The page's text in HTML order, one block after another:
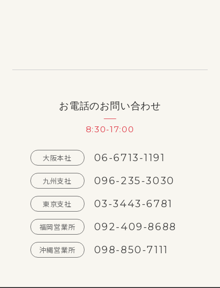
お電話のお問い合わせ
8:30-17:00
大阪本社 06-6713-1191
九州支社 096-235-3030
東京支社 03-3443-6781
福岡営業所 092-409-8688
沖縄営業所 098-850-7111